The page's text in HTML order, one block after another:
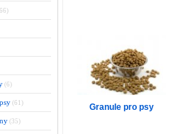
(6)
(61)
(35)
Granule pro psy